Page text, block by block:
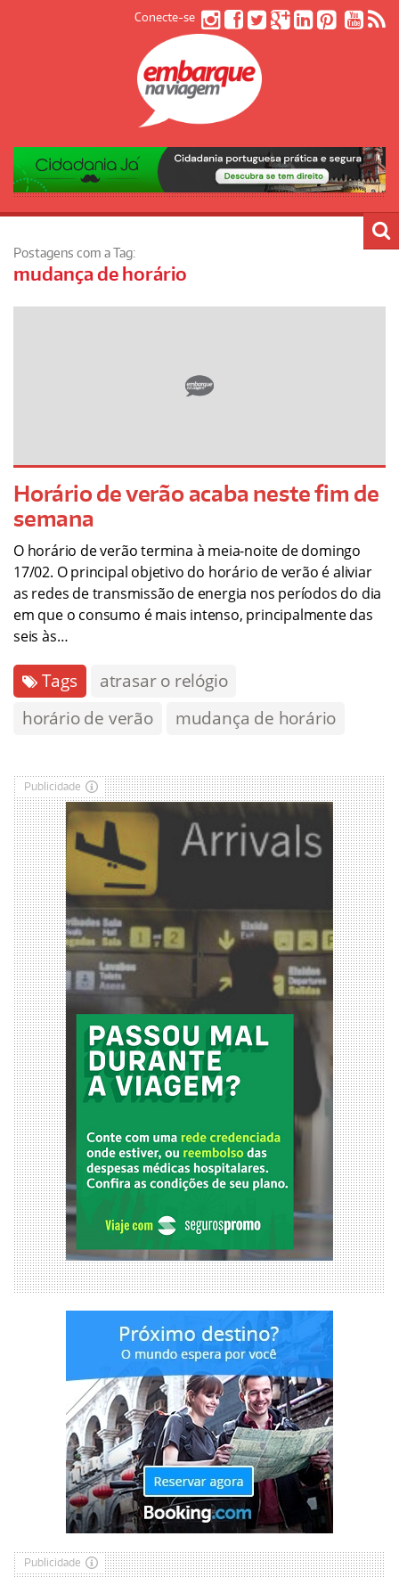
Conecte-se
Postagens com a Tag:
mudança de horário
Horário de verão acaba neste fim de
semana
O horário de verão termina à meia-noite de domingo
17/02. O principal objetivo do horário de verão é aliviar
as redes de transmissão de energia nos períodos do dia
em que o consumo é mais intenso, principalmente das
seis às…
Tags
atrasar o relógio
horário de verão
mudança de horário
Publicidade
Publicidade